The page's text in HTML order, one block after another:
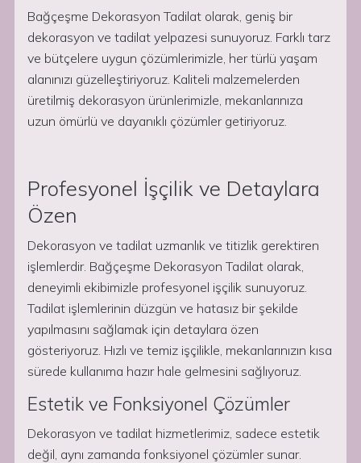
Bağçeşme Dekorasyon Tadilat olarak, geniş bir
dekorasyon ve tadilat yelpazesi sunuyoruz. Farklı tarz
ve bütçelere uygun çözümlerimizle, her türlü yaşam
alanınızı güzelleştiriyoruz. Kaliteli malzemelerden
üretilmiş dekorasyon ürünlerimizle, mekanlarınıza
uzun ömürlü ve dayanıklı çözümler getiriyoruz.
Profesyonel İşçilik ve Detaylara
Özen
Dekorasyon ve tadilat uzmanlık ve titizlik gerektiren
işlemlerdir. Bağçeşme Dekorasyon Tadilat olarak,
deneyimli ekibimizle profesyonel işçilik sunuyoruz.
Tadilat işlemlerinin düzgün ve hatasız bir şekilde
yapılmasını sağlamak için detaylara özen
gösteriyoruz. Hızlı ve temiz işçilikle, mekanlarınızın kısa
sürede kullanıma hazır hale gelmesini sağlıyoruz.
Estetik ve Fonksiyonel Çözümler
Dekorasyon ve tadilat hizmetlerimiz, sadece estetik
değil, aynı zamanda fonksiyonel çözümler sunar.